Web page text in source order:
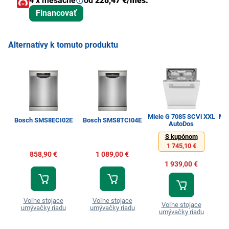
Financovať
Alternatívy k tomuto produktu
Bosch SMS8ECI02E
858,90 €
Voľne stojace
umývačky riadu
Bosch SMS8TCI04E
1 089,00 €
Voľne stojace
umývačky riadu
Miele G 7085 SCVi XXL
AutoDos
S kupónom
1 745,10 €
1 939,00 €
Voľne stojace
umývačky riadu